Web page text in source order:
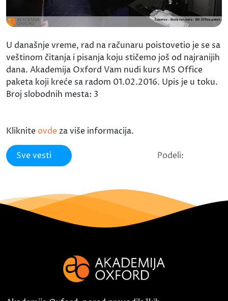
U današnje vreme, rad na računaru poistovetio je se sa
veštinom čitanja i pisanja koju stičemo još od najranijih
dana. Akademija Oxford Vam nudi kurs MS Office
paketa koji kreće sa radom 01.02.2016. Upis je u toku.
Broj slobodnih mesta: 3
Kliknite ovde za više informacija.
Sve vesti Podeli: